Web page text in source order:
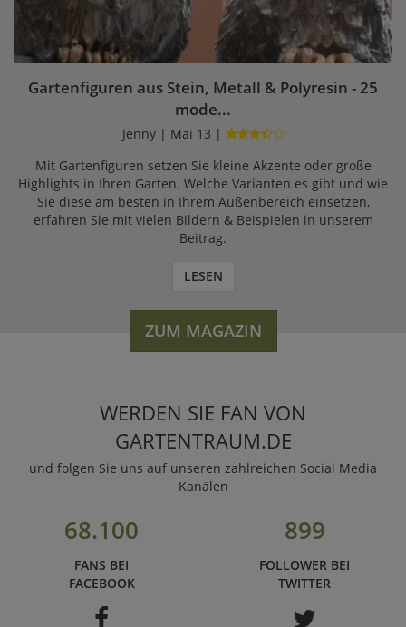
Gartenfiguren aus Stein, Metall & Polyresin - 25
mode...
Jenny | Mai 13 |
Mit Gartenfiguren setzen Sie kleine Akzente oder große
Highlights in Ihren Garten. Welche Varianten es gibt und wie
Sie diese am besten in Ihrem Außenbereich einsetzen,
erfahren Sie mit vielen Bildern & Beispielen in unserem
Beitrag.
LESEN
ZUM MAGAZIN
WERDEN SIE FAN VON
GARTENTRAUM.DE
und folgen Sie uns auf unseren zahlreichen Social Media
Kanälen
68.100
FANS BEI
FACEBOOK
899
FOLLOWER BEI
TWITTER